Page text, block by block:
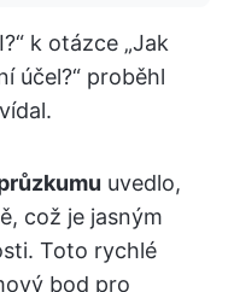
k otázce „Jak
účel?“ proběhl
uvedlo,
což je jasným
Toto rychlé
bod pro